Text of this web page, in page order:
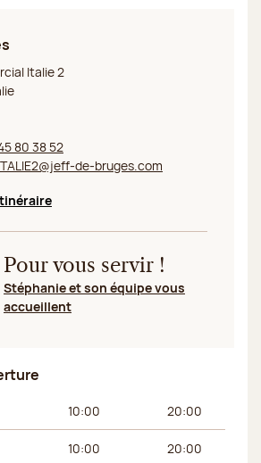
Italie 2
Italie 2
80 38 52
de-bruges.com
fenêtre
Pour vous servir !
Stéphanie et son équipe vous
accueillent
Horaires du matin Horaires de
10:00 20:00
10:00 20:00